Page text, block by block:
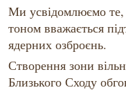
Ми усвідомлюємо
тоном вважається
ядерних озброєнь.
Створення зони
Близького Сходу